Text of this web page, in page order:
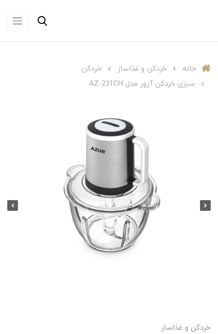
خانه خردکن و غذاساز
خردکن
سبزی خردکن آزور مدل AZ-231CH
خردکن و غذاساز